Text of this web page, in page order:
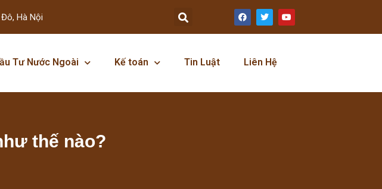
Hà Nội
Tư Nước Ngoài Kế toán Tin Luật Liên Hệ
thế nào?